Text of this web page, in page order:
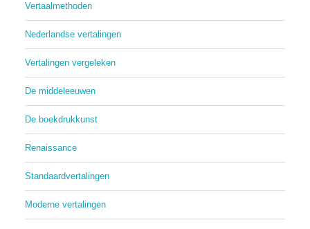
Vertaalmethoden
Nederlandse vertalingen
Vertalingen vergeleken
De middeleeuwen
De boekdrukkunst
Renaissance
Standaardvertalingen
Moderne vertalingen